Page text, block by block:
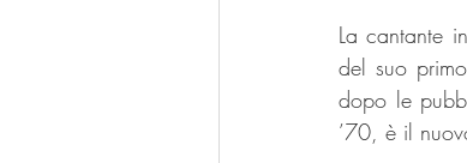
La cantante
del suo
dopo le
’70, è il